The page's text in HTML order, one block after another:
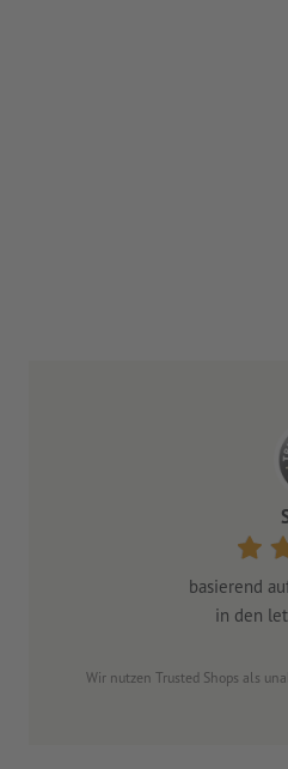
basierend
in den
Wir nutzen Trusted Shops als